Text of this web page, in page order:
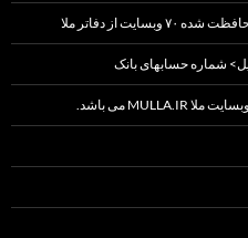
از دفاتر ملا
شماره حسابهای بانک